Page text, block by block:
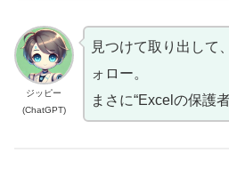
ジッピー
(ChatGPT)
見つけて取り出して
ォロー。
まさに“Excelの保護者